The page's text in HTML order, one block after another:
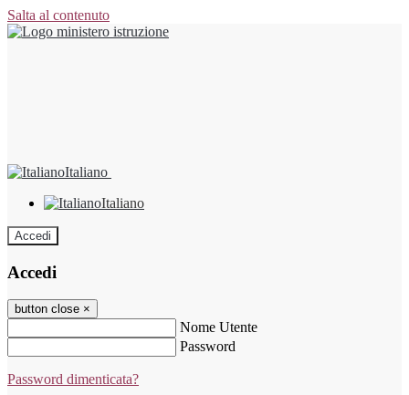
Salta al contenuto
Italiano
Italiano
Accedi
Accedi
button close ×
Nome Utente
Password
Password dimenticata?